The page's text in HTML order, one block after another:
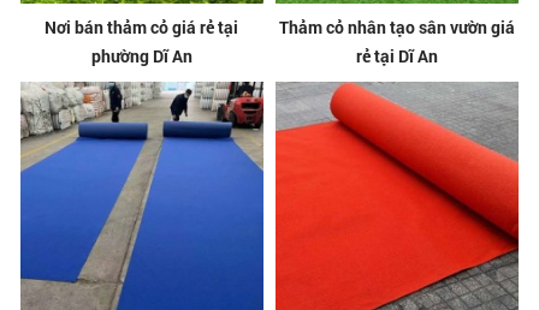
Nơi bán thảm cỏ giá rẻ tại
phường Dĩ An
Thảm cỏ nhân tạo sân vườn giá
rẻ tại Dĩ An